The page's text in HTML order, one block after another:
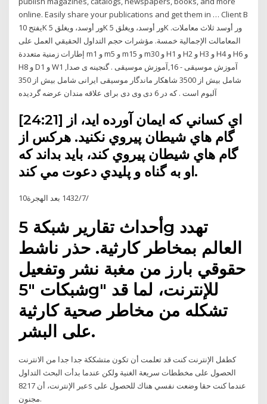
online. Easily share your publications and get them in … Client B
يفتح 10K ور أوسد، ويغلق 5K ور أوسد، ويغلق 5K ور أوسد ثلاث معاملات.
المعامالت الإجمالية خمسة. مؤشرات حجم التداول الحقيقي العمل على
إطارات زمنية متعددة m1 و m5 و m15 و m30 و H1 و H2 و H3 و H4 و H6 و
H8 و D1 و W1 ,آموزش موسیقی - 16,آموزش موسیقی . گنجینه ی صدا
شامل بیش از 3500 شاهکار ماندگار موسیقی ایرانی شامل بیش از 350
آلبوم است . که در 6 دی وی دی برای علاقه مندان عرضه گردیده
[24:21] اي کساني که ايمان آورده ايد، از
گام هاي شيطان پيروي نکنيد. هرکس از
گام هاي شيطان پيروي کند، بايد بداند که
او به گناه و پليدي دعوت مي کند.
10‏‏/7‏‏/1432 بعد الهجرة
أحداث تقارير شبكة 5g تهدد
العالم بمخاطر كارثية. حذر ناشط
حقوقي بارز من مغبة نشر وتفعيل
شبكات "5g" للإنترنت، لما قد
تشكله من مخاطر صحية كارثية
على البشر.
كطفل الإنترنت كنت قد تعلمت أن تكون متشككة جدا جدا من الانترنت
الحصول على مخططات سريعة الغنية ولكن عندما بدأت البحث التداول
عبر الإنترنت، أن 8217s عندما كنت حقا وضعت نفسي هناك للحصول على
مجنون.